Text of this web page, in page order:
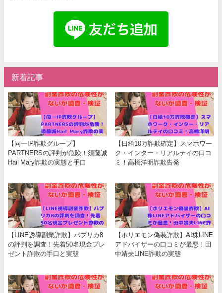
新着記事
【同一IP詐欺グループ】
PARTNERSの評判が危険！須藤誠
Hail Mary詐欺の実態と手口
【日給10万詐欺確定】スマホワー
ク・インター・リアルテイの口コ
ミ！高橋洋明詐欺告発
【LINE誘導副業詐欺】パプリカ8
の評判を調査！先着50名現金プレ
ゼント詐欺の手口と実態
【ホリエモン偽装詐欺】AI株LINE
アドバイザーの口コミが最悪！田
中靖夫LINE詐欺の実態